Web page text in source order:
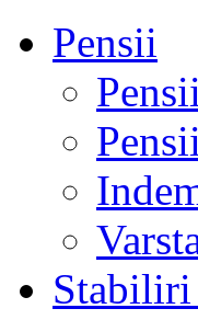
Pensii
Stabiliri